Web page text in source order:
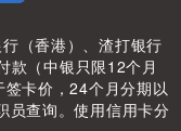
（香港）、渣打银行
款（中银只限12个月
卡价，24个月分期以
员查询。使用信用卡分